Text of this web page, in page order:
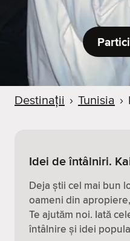
Destinații › Tunisia ›
Idei de întâlniri.
Deja știi cel mai bun
oameni din
Te ajutăm noi. Iată
întâlnire și idei